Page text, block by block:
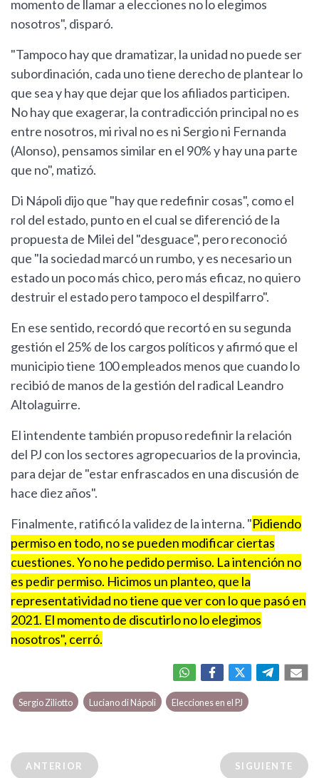
momento de llamar a elecciones no lo elegimos
nosotros", disparó.
"Tampoco hay que dramatizar, la unidad no puede ser
subordinación, cada uno tiene derecho de plantear lo
que sea y hay que dejar que los afiliados participen.
No hay que exagerar, la contradicción principal no es
entre nosotros, mi rival no es ni Sergio ni Fernanda
(Alonso), pensamos similar en el 90% y hay una parte
que no", matizó.
Di Nápoli dijo que "hay que redefinir cosas", como el
rol del estado, punto en el cual se diferenció de la
propuesta de Milei del "desguace", pero reconoció
que "la sociedad marcó un rumbo, y es necesario un
estado un poco más chico, pero más eficaz, no quiero
destruir el estado pero tampoco el despilfarro".
En ese sentido, recordó que recortó en su segunda
gestión el 25% de los cargos políticos y afirmó que el
municipio tiene 100 empleados menos que cuando lo
recibió de manos de la gestión del radical Leandro
Altolaguirre.
El intendente también propuso redefinir la relación
del PJ con los sectores agropecuarios de la provincia,
para dejar de "estar enfrascados en una discusión de
hace diez años".
Finalmente, ratificó la validez de la interna. "Pidiendo
permiso en todo, no se pueden modificar ciertas
cuestiones. Yo no he pedido permiso. La intención no
es pedir permiso. Hicimos un planteo, que la
representatividad no tiene que ver con lo que pasó en
2021. El momento de discutirlo no lo elegimos
nosotros", cerró.
Sergio Ziliotto Luciano di Nápoli Elecciones en el PJ
ANTERIOR SIGUIENTE